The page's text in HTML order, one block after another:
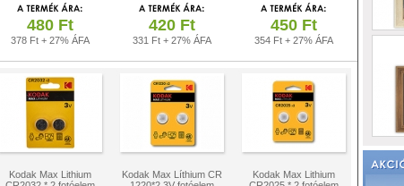
480 Ft
378 Ft + 27% ÁFA
420 Ft
331 Ft + 27% ÁFA
450 Ft
354 Ft + 27% ÁFA
Kodak Max Lithium
Kodak Max Líthium CR
Kodak Max Lithium